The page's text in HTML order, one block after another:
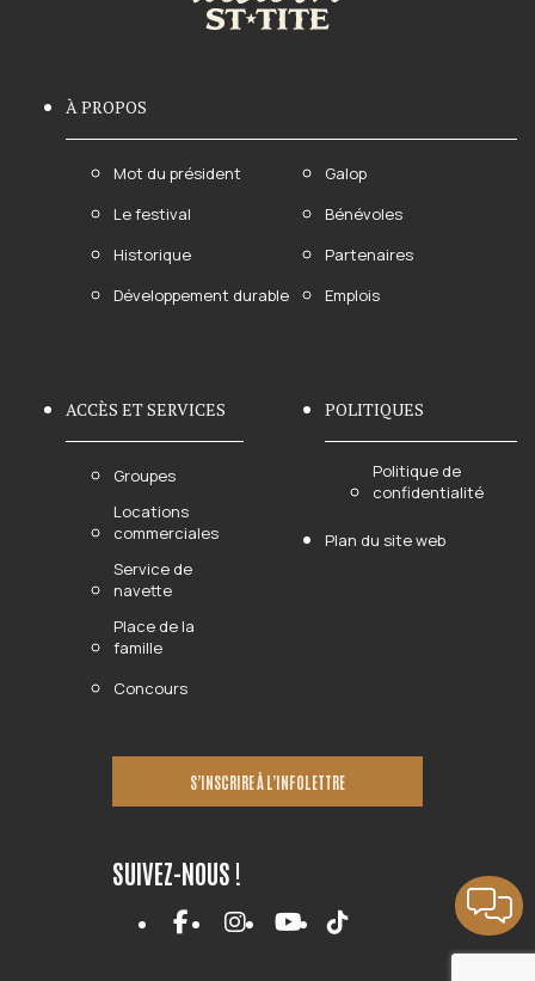
À PROPOS
Mot du président
Le festival
Historique
Développement durable
Galop
Bénévoles
Partenaires
Emplois
ACCÈS ET SERVICES
Groupes
Locations
commerciales
Service de
navette
Place de la
famille
Concours
POLITIQUES
Politique de
confidentialité
Plan du site web
S’INSCRIRE À L’INFOLETTRE
SUIVEZ-NOUS !